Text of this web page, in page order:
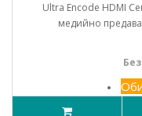
Ultra Encode HDMI
медийно